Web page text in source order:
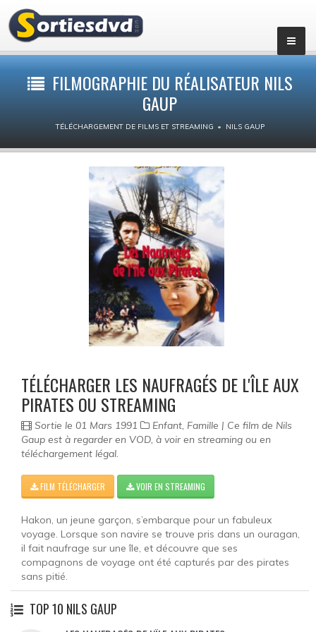
Animation
Comédie dramatique
Fantastique
Guerre
Film historique
Horreur
Policier
Romance
Musical
FILMOGRAPHIE DU RÉALISATEUR NILS
GAUP
TÉLÉCHARGEMENT DE FILMS ET STREAMING NILS GAUP
TÉLÉCHARGER LES NAUFRAGÉS DE L'ÎLE AUX
PIRATES OU STREAMING
Sortie le 01 Mars 1991
Enfant, Famille | Ce film de Nils
Gaup est à regarder en VOD, à voir en streaming ou en
téléchargement légal.
FILM TÉLÉCHARGER VOIR EN STREAMING
Hakon, un jeune garçon, s’embarque pour un fabuleux
voyage. Lorsque son navire se trouve pris dans un ouragan,
il fait naufrage sur une île, et découvre que ses
compagnons de voyage ont été capturés par des pirates
sans pitié.
TOP 10 NILS GAUP